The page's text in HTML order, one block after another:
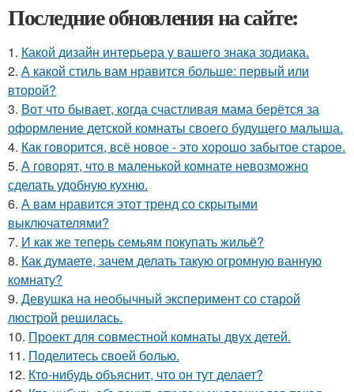
Последние обновления на сайте:
1. Какой дизайн интерьера у вашего знака зодиака.
2. А какой стиль вам нравится больше: первый или
второй?
3. Вот что бывает, когда счастливая мама берётся за
оформление детской комнаты своего будущего малыша.
4. Как говорится, всё новое - это хорошо забытое старое.
5. А говорят, что в маленькой комнате невозможно
сделать удобную кухню.
6. А вам нравится этот тренд со скрытыми
выключателями?
7. И как же теперь семьям покупать жильё?
8. Как думаете, зачем делать такую огромную ванную
комнату?
9. Девушка на необычный эксперимент со старой
люстрой решилась.
10. Проект для совместной комнаты двух детей.
11. Поделитесь своей болью.
12. Кто-нибудь объяснит, что он тут делает?